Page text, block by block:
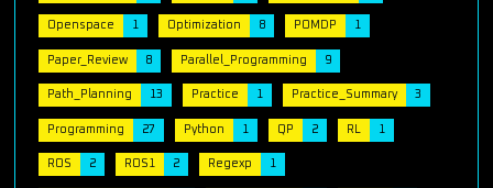
Openspace 1 Optimization 8 POMDP 1
Paper_Review 8 Parallel_Programming 9
Path_Planning 13 Practice 1 Practice_Summary 3
Programming 27 Python QP 2 RL
ROS 2 ROS1 2 Regexp 1